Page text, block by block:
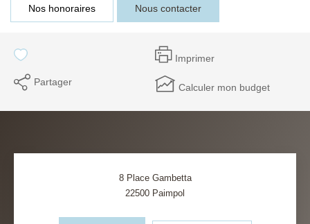
Nos honoraires Nous contacter
Imprimer
Partager Calculer mon budget
8 Place Gambetta
22500 Paimpol